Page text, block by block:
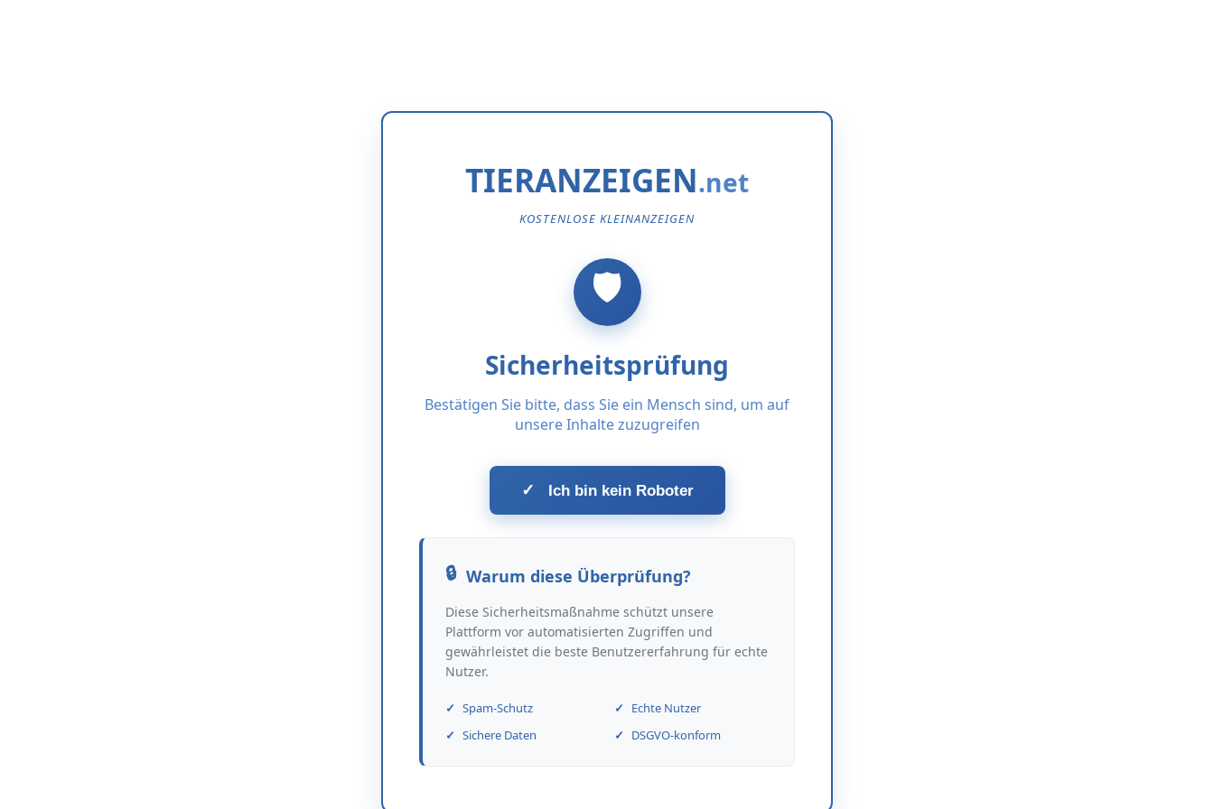
TIERANZEIGEN
KOSTENLOSE KLEINANZEIGEN
Sicherheitsprüfung
Bestätigen Sie bitte, dass Sie ein Mensch sind, um auf
unsere Inhalte zuzugreifen
✓ Ich bin kein Roboter
Warum diese Überprüfung?
Diese Sicherheitsmaßnahme schützt unsere
Plattform vor automatisierten Zugriffen und
gewährleistet die beste Benutzererfahrung für echte
Nutzer.
Spam-Schutz
Echte Nutzer
Sichere Daten
DSGVO-konform